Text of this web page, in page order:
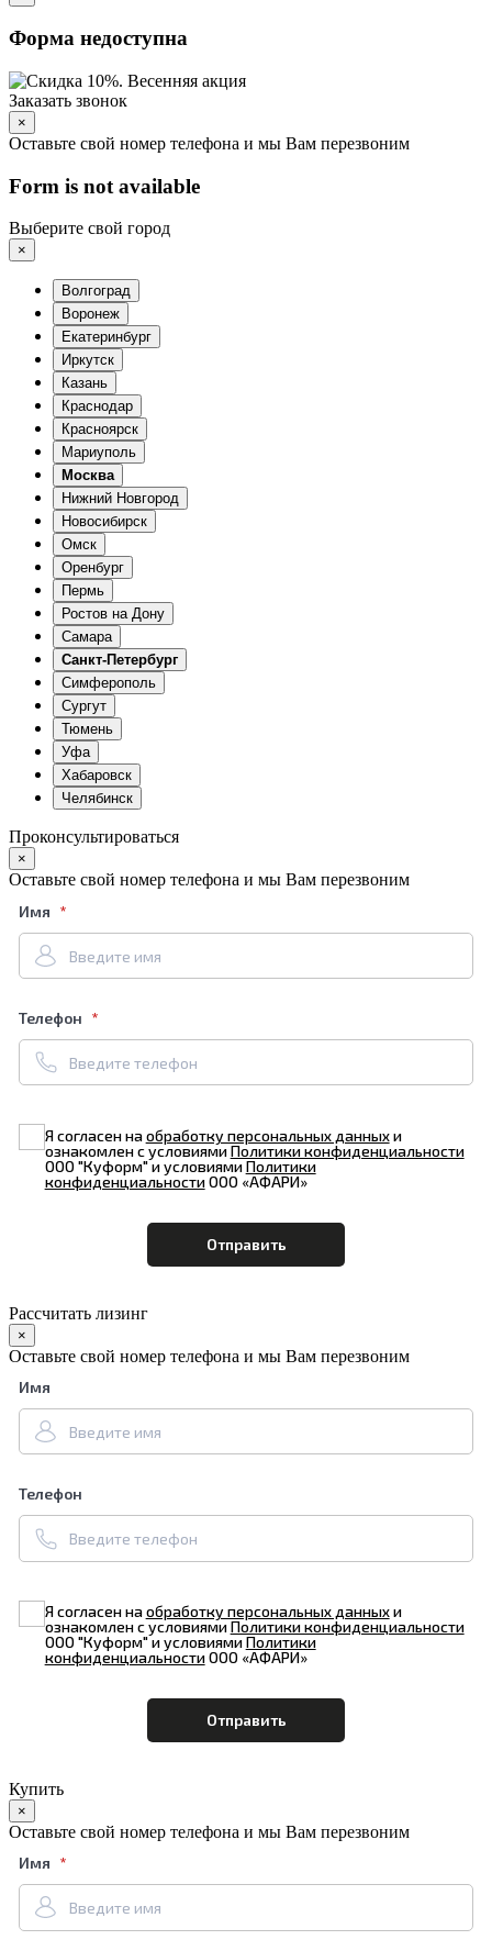
Форма недоступна
Заказать звонок
×
Оставьте свой номер телефона и мы Вам перезвоним
Form is not available
Выберите свой город
×
Волгоград
Воронеж
Екатеринбург
Иркутск
Казань
Краснодар
Красноярск
Мариуполь
Москва
Нижний Новгород
Новосибирск
Омск
Оренбург
Пермь
Ростов на Дону
Самара
Санкт-Петербург
Симферополь
Сургут
Тюмень
Уфа
Хабаровск
Челябинск
Проконсультироваться
×
Оставьте свой номер телефона и мы Вам перезвоним
Имя
Телефон
Я согласен наобработку персональных данныхи
ознакомлен с условиямиПолитики конфиденциальности
ООО "Куформ" и условиямиПолитики
конфиденциальностиООО «АФАРИ»
Рассчитать лизинг
×
Оставьте свой номер телефона и мы Вам перезвоним
Имя
Телефон
Я согласен наобработку персональных данныхи
ознакомлен с условиямиПолитики конфиденциальности
ООО "Куформ" и условиямиПолитики
конфиденциальностиООО «АФАРИ»
Купить
×
Оставьте свой номер телефона и мы Вам перезвоним
Имя